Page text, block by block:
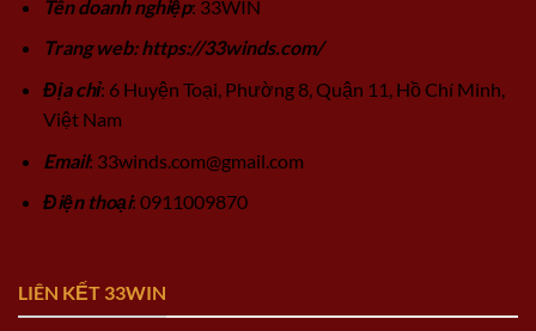
Tên doanh nghiệp: 33WIN
Trang web: https://33winds.com/
Địa chỉ: 6 Huyện Toại, Phường 8, Quận 11, Hồ Chí Minh,
Việt Nam
Email: 33winds.com@gmail.com
Điện thoại: 0911009870
LIÊN KẾT 33WIN